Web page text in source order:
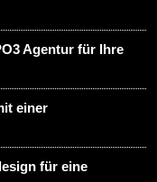
Agentur für Ihre
einer
für eine